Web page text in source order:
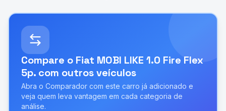
Compare o Fiat MOBI LIKE 1.0 Fire Flex
5p. com outros veículos
Abra o Comparador com este carro já adicionado e
veja quem leva vantagem em cada categoria de
análise.